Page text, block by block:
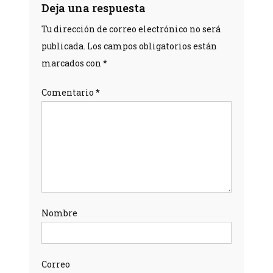
Deja una respuesta
Tu dirección de correo electrónico no será
publicada. Los campos obligatorios están
marcados con*
Comentario*
Nombre
Correo